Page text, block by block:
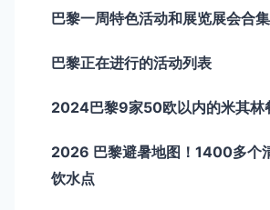
巴黎一周特色活动和展览展会合集
巴黎正在进行的活动列表
2024巴黎9家50欧以内的米其林
2026 巴黎避暑地图！1400多个
饮水点